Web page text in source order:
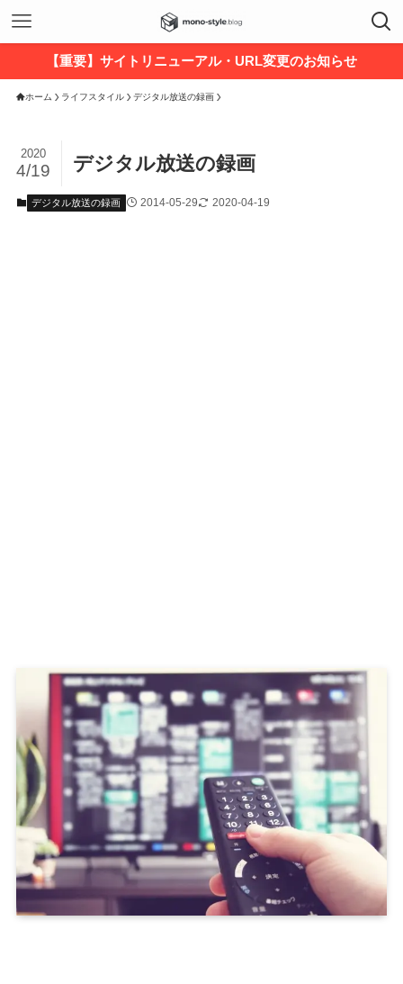
【重要】サイトリニューアル・URL変更のお知らせ
ホーム ライフスタイル デジタル放送の録画
デジタル放送の録画
2020
4/19
デジタル放送の録画 2014-05-29 2020-04-19